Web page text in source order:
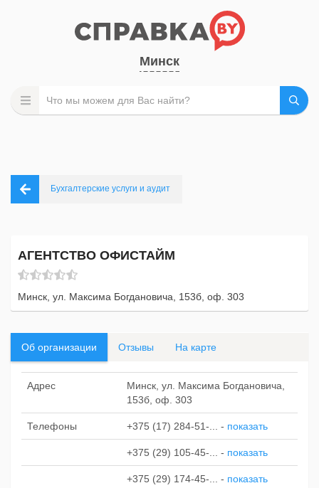
Минск
Бухгалтерские услуги и аудит
АГЕНТСТВО ОФИСТАЙМ
Минск, ул. Максима Богдановича, 153б, оф. 303
Об организации Отзывы На карте
Адрес
Минск, ул. Максима Богдановича,
153б, оф. 303
Телефоны +375 (17) 284-51-... - показать
+375 (29) 105-45-... - показать
+375 (29) 174-45-... - показать